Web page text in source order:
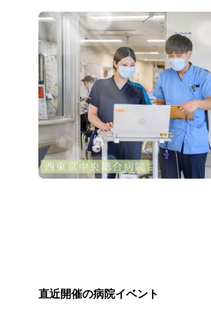
直近開催の病院イベント